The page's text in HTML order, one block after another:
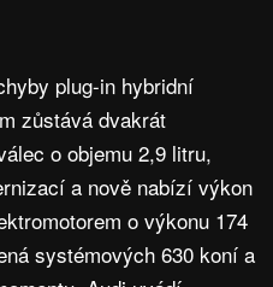
plug-in hybridní
zůstává dvakrát
o objemu 2,9 litru,
a nově nabízí výkon
o výkonu 174
systémových 630 koní a